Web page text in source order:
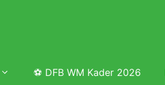
⚽ DFB WM Kader 2026